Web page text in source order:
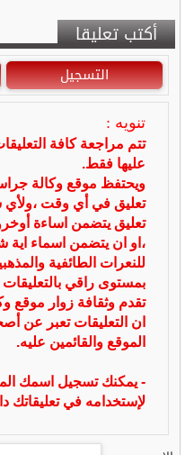
أكتب تعليقا
التسجيل
تنويه :
تتم مراجعة كافة
عليها فقط.
ويحتفظ موقع وكالة
تعليق في أي وقت
تعليق يتضمن اساءة
،او ان يتضمن اسماء اية
للنعرات الطائفية
بمستوى راقي
تقدم وثقافة زوار موقع
ان التعليقات تعبر عن
الموقع والقائمين عليه.
- يمكنك تسجيل اسمك
لإستخدامه في تعليقاتك